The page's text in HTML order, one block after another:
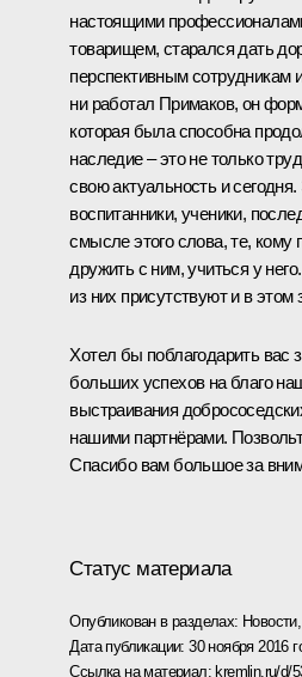
настоящими
товарищем, старался дать
перспективным сотрудникам
ни работал Примаков, он
которая была способна
наследие – это не только
свою актуальность и
воспитанники, ученики,
смысле этого слова, те, кому
дружить с ним, учиться у
из них присутствуют и в этом
Хотел бы поблагодарить вас
больших успехов на благо
выстраивания
нашими партнёрами.
Спасибо вам большое за
Статус материала
Опубликован в разделах: Новости,
Дата публикации:30 ноября 2016
Ссылка на материал: kremlin.ru/d/